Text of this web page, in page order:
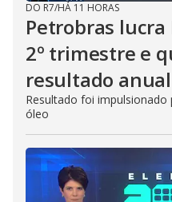
DO R7/HÁ 11 HORAS
Petrobras lucra
2º trimestre e
resultado anual
Resultado foi
óleo